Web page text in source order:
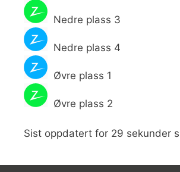
Nedre plass 3
Nedre plass 4
Øvre plass 1
Øvre plass 2
Sist oppdatert for 29 sekunder